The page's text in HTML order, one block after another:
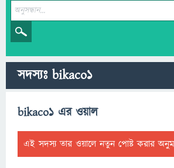
সদস্যঃ bikaco1
bikaco1 এর ওয়াল
এই সদস্য তার ওয়ালে নতুন পোষ্ট করার